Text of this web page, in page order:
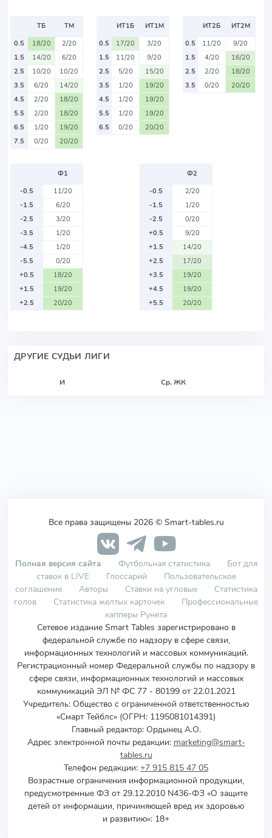
ТБ
ТМ
0.5
18/20
2/20
1.5
14/20
6/20
2.5
10/20
10/20
3.5
6/20
14/20
4.5
2/20
18/20
5.5
2/20
18/20
6.5
1/20
19/20
7.5
0/20 20/20
ИТ1Б
ИТ1М
0.5
17/20
3/20
1.5
11/20
9/20
2.5
5/20
15/20
3.5
1/20
19/20
4.5
1/20
19/20
5.5
1/20
19/20
6.5
0/20 20/20
ИТ2Б
ИТ2М
0.5
11/20
9/20
1.5
4/20
16/20
2.5
2/20
18/20
3.5
0/20 20/20
Ф1
-0.5
11/20
-1.5
6/20
-2.5
3/20
-3.5
1/20
-4.5
1/20
-5.5
0/20
+0.5
18/20
+1.5
19/20
+2.5
20/20
Ф2
-0.5
2/20
-1.5
1/20
-2.5
0/20
+0.5
9/20
+1.5
14/20
+2.5
17/20
+3.5
19/20
+4.5
19/20
+5.5
20/20
ДРУГИЕ СУДЬИ ЛИГИ
И Ср. ЖК
Все права защищены 2026 © Smart-tables.ru
Полная версия сайта Футбольная статистика
Бот для
ставок в LIVE
Глоссарий
Пользовательское
соглашение
Авторы Ставки на угловые
Статистика
голов
Статистика желтых карточек
Профессиональные
капперы Рунета
Сетевое издание Smart Tables зарегистрировано в
федеральной службе по надзору в сфере связи,
информационных технологий и массовых коммуникаций.
Регистрационный номер Федеральной службы по надзору в
сфере связи, информационных технологий и массовых
коммуникаций ЭЛ № ФС 77 - 80199 от 22.01.2021
Учредитель: Общество с ограниченной ответственностью
«Смарт Тейблс» (ОГРН: 1195081014391)
Главный редактор: Ордынец А.О.
Адрес электронной почты редакции: marketing@smart-
tables.ru
Телефон редакции: +7 915 815 47 05
Возрастные ограничения информационной продукции,
предусмотренные ФЗ от 29.12.2010 N436-ФЗ «О защите
детей от информации, причиняющей вред их здоровью
и развитию»: 18+